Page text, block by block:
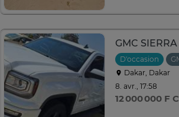
GMC SIERRA
D'occasion
Dakar, Dakar
8. avr., 17:58
12 000 000 F